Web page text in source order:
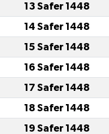
13 Safer 1448
14 Safer 1448
15 Safer 1448
16 Safer 1448
17 Safer 1448
18 Safer 1448
19 Safer 1448